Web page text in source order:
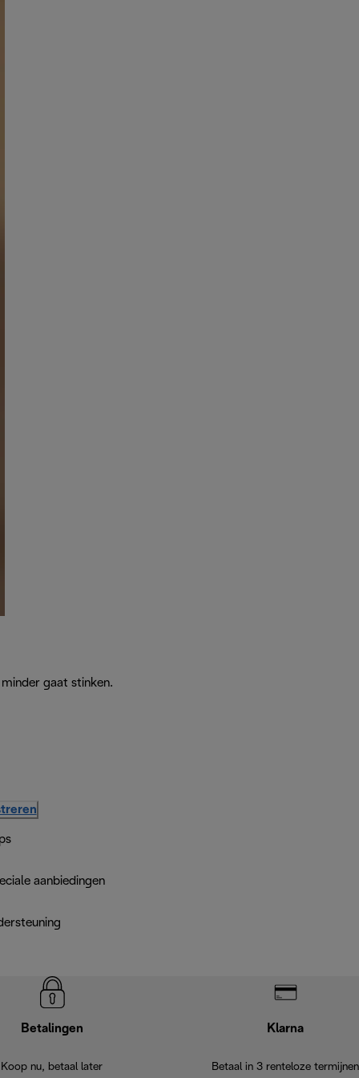
gaat stinken.
aanbiedingen
Betalingen
Koop nu, betaal later
Klarna
Betaal in 3 renteloze termijnen